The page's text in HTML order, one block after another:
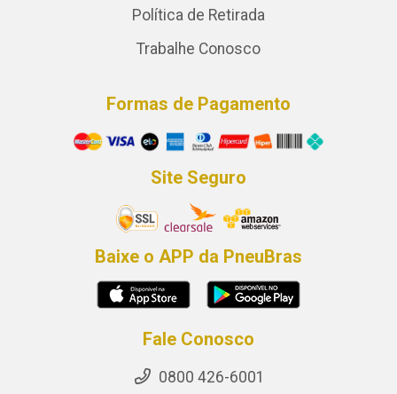
Política de Retirada
Trabalhe Conosco
Formas de Pagamento
Site Seguro
Baixe o APP da PneuBras
Fale Conosco
0800 426-6001